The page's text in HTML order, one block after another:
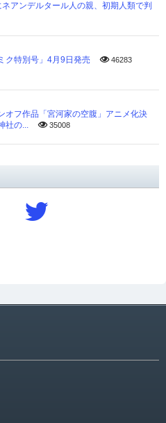
ネアンデルタール人の親、初期人類で判
ク特別号」4月9日発売 46283
オフ作品「宮河家の空腹」アニメ化決
社の...
35008